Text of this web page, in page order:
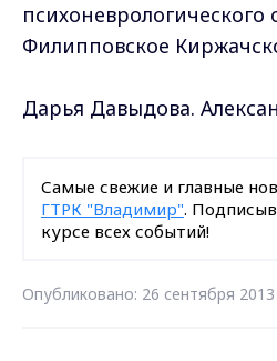
психоневрологического
Филипповское
Дарья Давыдова.
Самые свежие и главные
ГТРК "Владимир".
курсе всех событий!
Опубликовано: 26 сентября